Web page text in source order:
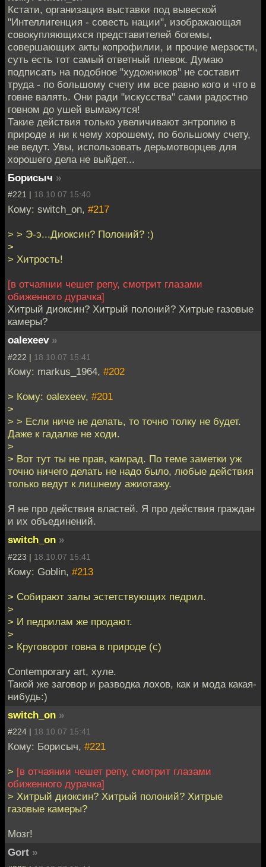
Кстати, организация выставки под вывеской
"Интеллигенция - совесть нации", изображающая
совокупляющихся представителей богемы,
совершающих акты копрофилии, и прочие мерзости,
суть есть тот самый ответный плевок. Думаю
подписать на подобное "художников" не составит
труда - по большому счету им все равно кого и что в
говне валять. Они ради "искусства" сами радостно
говном до ушей вымажутся!
Такие действия только увеличивают энтропию в
природе и ни к чему хорошему, по большому счету,
не ведут. Увы, использовать дерьмотворцев для
хорошего дела не выйдет...
Борисыч »
#221 | 18.10.07 15:40
Кому: switch_on, #217
> > Э-э...Диоксин? Полоний? :)
>
> Хитрость!
[в отчаянии чешет репу, смотрит глазами
обиженного дурачка]
Хитрый диоксин? Хитрый полоний? Хитрые газовые
камеры?
oalexeev »
#222 | 18.10.07 15:41
Кому: markus_1964, #202
> Кому: oalexeev, #201
>
> > Если ниче не делать, то точно толку не будет.
Даже к гадалке не ходи.
>
> Вот тут ты не прав, камрад. По теме заметки уж
точно ничего делать не надо было, любые действия
только ведут к лишнему ажиотажу.
Я не про действия властей. Я про действия граждан
и их объединений.
switch_on »
#223 | 18.10.07 15:41
Кому: Goblin, #213
> Собирают залы эстетствующих педрил.
>
> И педрилам же продают.
>
> Круговорот говна в природе (с)
Contemporary art, хуле.
Такой же заговор и разводка лохов, как и мода какая-
нибудь:)
switch_on »
#224 | 18.10.07 15:41
Кому: Борисыч, #221
> [в отчаянии чешет репу, смотрит глазами
обиженного дурачка]
> Хитрый диоксин? Хитрый полоний? Хитрые
газовые камеры?
Мозг!
Gort »